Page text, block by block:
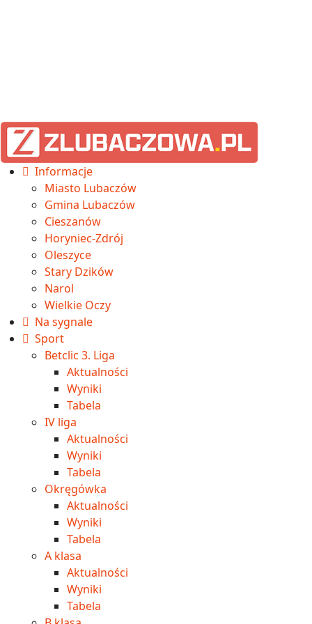
Informacje
Miasto Lubaczów
Gmina Lubaczów
Cieszanów
Horyniec-Zdrój
Oleszyce
Stary Dzików
Narol
Wielkie Oczy
Na sygnale
Sport
Betclic 3. Liga
Aktualności
Wyniki
Tabela
IV liga
Aktualności
Wyniki
Tabela
Okręgówka
Aktualności
Wyniki
Tabela
A klasa
Aktualności
Wyniki
Tabela